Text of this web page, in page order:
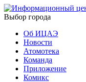
Выбор города
Об ИЦАЭ
Новости
Атомотека
Команда
Приложение
Комикс